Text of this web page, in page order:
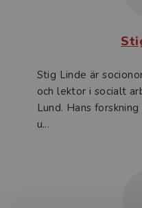
Stig Linde är
och lektor i socialt
Lund. Hans
u...